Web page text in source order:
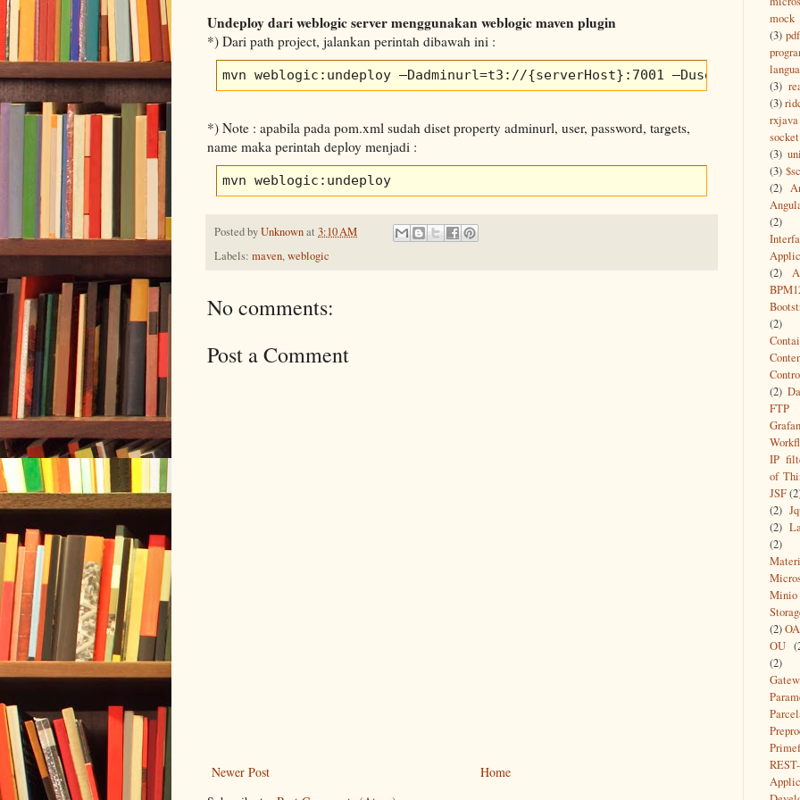
Undeploy dari weblogic server menggunakan weblogic maven plugin
*) Dari path project, jalankan perintah dibawah ini :
mvn weblogic:undeploy –Dadminurl=t3://{serverHost}:7001
*) Note : apabila pada pom.xml sudah diset property adminurl, user, password, targets,
name maka perintah deploy menjadi :
mvn weblogic:undeploy
Posted byUnknownat 3:10 AM
Labels: maven,weblogic
No comments:
Post a Comment
Newer Post
Home
mock
(3) pdf
(3)
(3)
rxjava
socket
(3)
(3)
(2)
(2)
(2)
(2)
(2)
FTP
IP
of
JSF
(2)
(2)
(2)
(2)
OU
(2)